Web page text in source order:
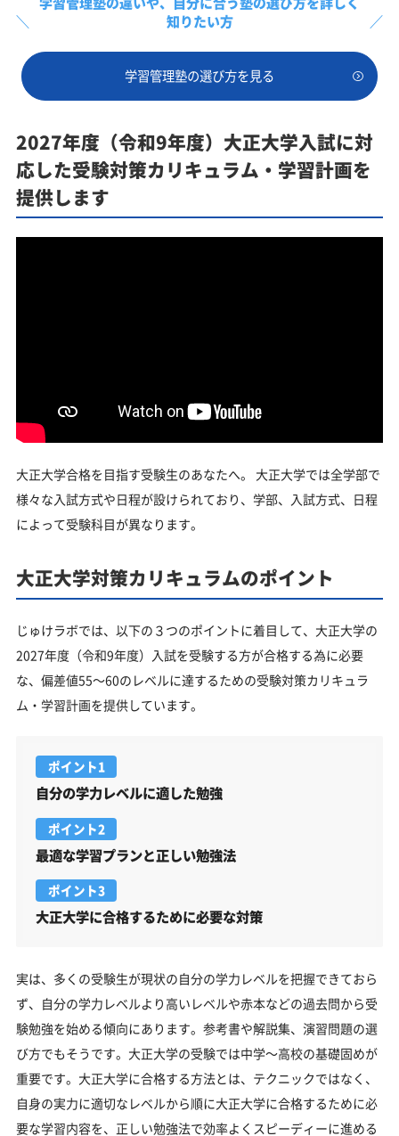
知りたい方
学習管理塾の選び方を見る
2027年度（令和9年度）大正大学入試に対
応した受験対策カリキュラム・学習計画を
提供します
大正大学合格を目指す受験生のあなたへ。 大正大学では全学部で
様々な入試方式や日程が設けられており、学部、入試方式、日程
によって受験科目が異なります。
大正大学対策カリキュラムのポイント
じゅけラボでは、以下の３つのポイントに着目して、大正大学の
2027年度（令和9年度）入試を受験する方が合格する為に必要
な、偏差値55～60のレベルに達するための受験対策カリキュラ
ム・学習計画を提供しています。
ポイント1
自分の学力レベルに適した勉強
ポイント2
最適な学習プランと正しい勉強法
ポイント3
大正大学に合格するために必要な対策
実は、多くの受験生が現状の自分の学力レベルを把握できておら
ず、自分の学力レベルより高いレベルや赤本などの過去問から受
験勉強を始める傾向にあります。参考書や解説集、演習問題の選
び方でもそうです。大正大学の受験では中学～高校の基礎固めが
重要です。大正大学に合格する方法とは、テクニックではなく、
自身の実力に適切なレベルから順に大正大学に合格するために必
要な学習内容を、正しい勉強法で効率よくスピーディーに進める